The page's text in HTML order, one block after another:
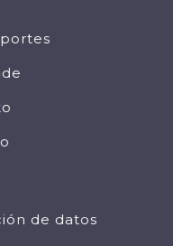
de datos